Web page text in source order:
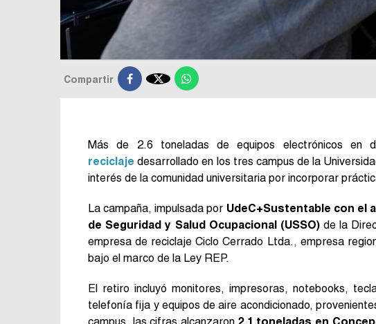
Compartir 
Más de 2.6 toneladas de equipos electrónicos en
reciclaje desarrollado en los tres campus de la
interés de la comunidad universitaria por incorporar
La campaña, impulsada por UdeC+Sustentable con el
de Seguridad y Salud Ocupacional (USSO)de la
empresa de reciclaje Ciclo Cerrado Ltda., empresa
bajo el marco de la Ley REP.
El retiro incluyó monitores, impresoras, notebooks,
telefonía fija y equipos de aire acondicionado,